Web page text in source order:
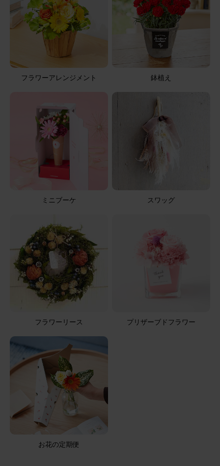
2026/06/21
ブルーミーユーザーさん
父の日
喜ばれました！
父の日に主人のお父さんに贈りました。梅雨のうっのジメ
ジメした時期に元気印のひまわりはお部屋にを明るくして
くれて、フェナンシェとともに 喜んでもらえたのて、良か
ったです。
そのまま飾れるブーケ ひまわり Sサイズ HENRIフィナン
ユキブウルーメン
50代
いつもありがとうございます。
今回も素敵なお花をありがとうございます。先方も大喜び
でした。ブルーミーさんのお花はとても新鮮で長持ちす
る、と好評です。
そのまま飾れるブーケ(ひまわり) Sサイズ
ブルーミーユーザーさん 40代
用途：
母の日
ビタミンカラーでよろこんでくれました
そのまま飾れるブーケ(カラフル、Sサイズ)
フラワーアレンジメント 鉢植え
ミニブーケ スワッグ
フラワーリース プリザーブドフラワー
お花の定期便